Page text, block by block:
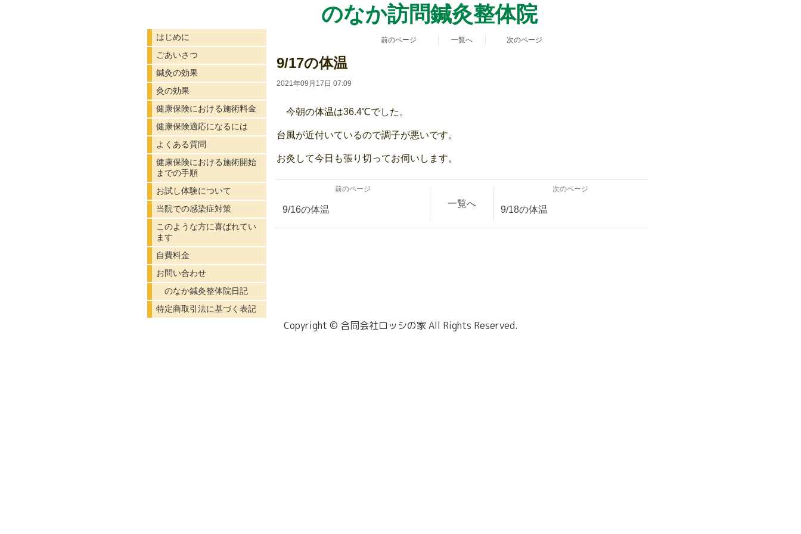
のなか訪問鍼灸整体院
前のページ 一覧へ 次のページ
9/17の体温
2021年09月17日 07:09
今朝の体温は36.4℃でした。
台風が近付いているので調子が悪いです。
お灸して今日も張り切ってお伺いします。
前のページ
9/16の体温
一覧へ
次のページ
9/18の体温
はじめに
ごあいさつ
鍼灸の効果
灸の効果
健康保険における施術料金
健康保険適応になるには
よくある質問
健康保険における施術開始
までの手順
お試し体験について
当院での感染症対策
このような方に喜ばれてい
ます
自費料金
お問い合わせ
のなか鍼灸整体院日記
特定商取引法に基づく表記
Copyright © 合同会社ロッシの家 All Rights Reserved.